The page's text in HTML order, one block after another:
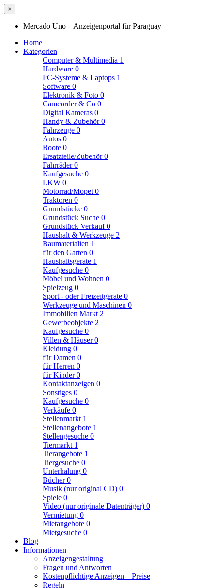
×
Mercado Uno – Anzeigenportal für Paraguay
Home
Kategorien
Computer & Multimedia 1
Hardware 0
PC-Systeme & Laptops 1
Software 0
Elektronik & Foto 0
Camcorder & Co 0
Digital Kameras 0
Handy & Zubehör0
Fahrzeuge 0
Autos 0
Boote 0
Ersatzteile/Zubehör0
Fahrräder0
Kaufgesuche 0
LKW 0
Motorrad/Mopet 0
Traktoren 0
Grundstücke 0
Grundstück Suche 0
Grundstück Verkauf0
Haushalt & Werkzeuge 2
Baumaterialien 1
für den Garten 0
Haushaltsgeräte 1
Kaufgesuche 0
Möbel und Wohnen 0
Spielzeug 0
Sport - oder Freizeitgeräte 0
Werkzeuge und Maschinen 0
Immobilien Markt 2
Gewerbeobjekte 2
Kaufgesuche 0
Villen & Häuser0
Kleidung 0
für Damen 0
für Herren 0
für Kinder0
Kontaktanzeigen 0
Sonstiges 0
Kaufgesuche 0
Verkäufe 0
Stellenmarkt 1
Stellenangebote 1
Stellengesuche 0
Tiermarkt 1
Tierangebote 1
Tiergesuche 0
Unterhalung 0
Bücher0
Musik (nur original CD) 0
Spiele 0
Video (nur originale Datenträger) 0
Vermietung 0
Mietangebote 0
Mietgesuche 0
Blog
Informationen
Anzeigengestaltung
Fragen und Antworten
Kostenpflichtige Anzeigen – Preise
Regeln